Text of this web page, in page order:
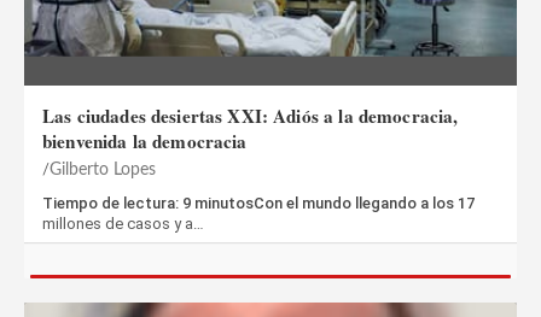
Las ciudades desiertas XXI: Adiós a la democracia,
bienvenida la democracia
Gilberto Lopes
Tiempo de lectura: 9 minutosCon el mundo llegando a los 17
millones de casos y a…